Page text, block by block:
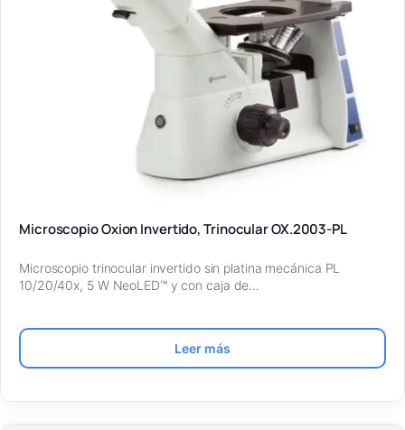
Microscopio Oxion Invertido, Trinocular OX.2003-PL
Microscopio trinocular invertido sin platina mecánica PL
10/20/40x, 5 W NeoLED™ y con caja de…
Leer más